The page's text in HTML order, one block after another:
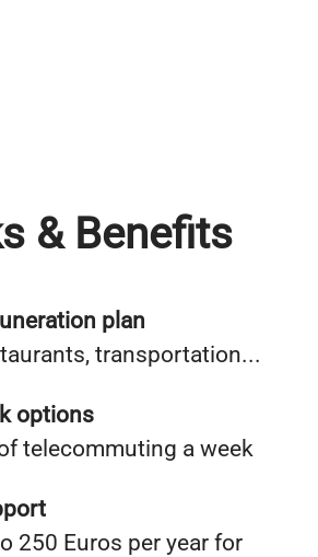
& Benefits
plan
transportation...
options
telecommuting a week
250 Euros per year for